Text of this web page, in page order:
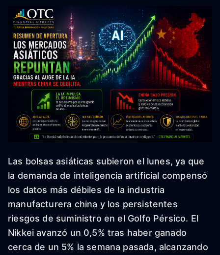
Las bolsas asiáticas subieron el lunes, ya que
la demanda de inteligencia artificial compensó
los datos más débiles de la industria
manufacturera china y los persistentes
riesgos de suministro en el Golfo Pérsico. El
Nikkei avanzó un 0,5% tras haber ganado
cerca de un 5% la semana pasada, alcanzando